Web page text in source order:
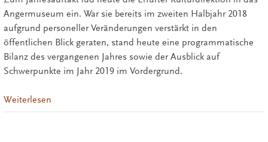
Angermuseum ein. War sie bereits im zweiten Halbjahr 2018
aufgrund personeller Veränderungen verstärkt in den
öffentlichen Blick geraten, stand heute eine programmatische
Bilanz des vergangenen Jahres sowie der Ausblick auf
Schwerpunkte im Jahr 2019 im Vordergrund.
Weiterlesen